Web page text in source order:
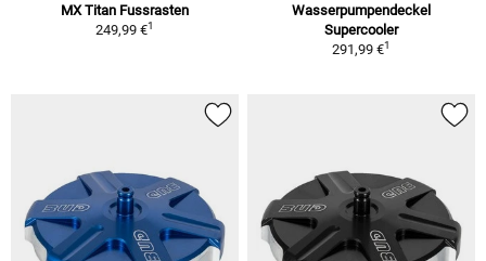
MX Titan Fussrasten
249,99 €1
Wasserpumpendeckel
Supercooler
291,99 €1